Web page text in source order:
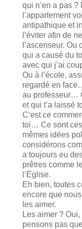
qui n’en a pas
l’appartement
antipathique et
l’éviter afin de
l’ascenseur.
qui a causé du
avec qui j’ai
Ou à l’école,
regardé en
au professeur…
et qui t’a laissé
C‘est ce
toi… Ce sont
mêmes idées
considérons
a toujours eu
prêtres comme
l’Église.
Eh bien, toutes
encore que
les aimer.
Les aimer ?
pensons pas